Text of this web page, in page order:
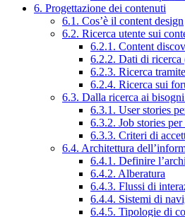
6. Progettazione dei contenuti
6.1. Cos’è il content design
6.2. Ricerca utente sui
6.2.1. Content
6.2.2. Dati di ricerca
6.2.3. Ricerca
6.2.4. Ricerca sui
6.3. Dalla ricerca ai
6.3.1. User stories
6.3.2. Job stories
6.3.3. Criteri di
6.4. Architettura
6.4.1. Definire
6.4.2. Alberatura
6.4.3. Flussi di
6.4.4. Sistemi di
6.4.5. Tipologie di